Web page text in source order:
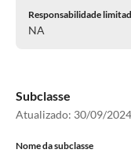
Responsabilidade
NA
Subclasse
Atualizado: 30/09/
Nome da subclasse